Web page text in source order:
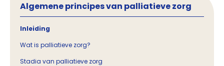
Algemene principes van palliatieve zorg
Inleiding
Wat is palliatieve zorg?
Stadia van palliatieve zorg